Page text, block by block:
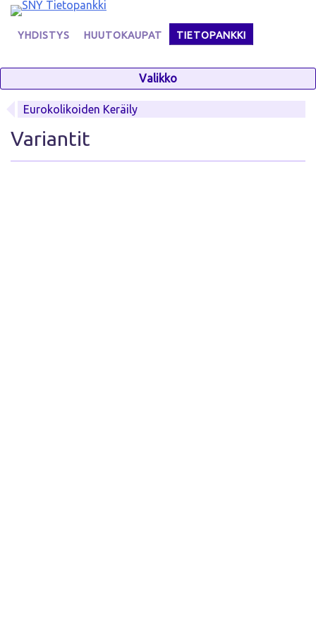
Skip
contentYHDISTYS HUUTOKAUPAT TIETOPANKKI
Valikko
Eurokolikoiden Keräily
Variantit